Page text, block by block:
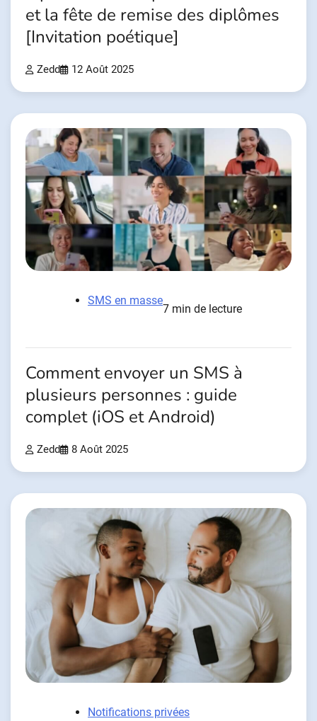
et la fête de remise des diplômes
[Invitation poétique]
Zedd 12 Août 2025
SMS en masse
7 min de lecture
Comment envoyer un SMS à
plusieurs personnes : guide
complet (iOS et Android)
Zedd 8 Août 2025
Notifications privées